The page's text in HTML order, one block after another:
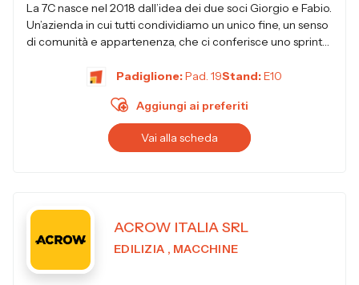
La 7C nasce nel 2018 dall’idea dei due soci Giorgio e Fabio.
Un’azienda in cui tutti condividiamo un unico fine, un senso
di comunità e appartenenza, che ci conferisce uno sprint
Padiglione:Pad. 19Stand:E10
Aggiungi ai preferiti
Vai alla scheda
ACROW ITALIA SRL
EDILIZIA , MACCHINE